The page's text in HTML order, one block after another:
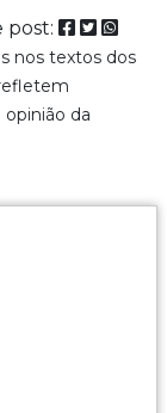
post:
nos textos dos
da